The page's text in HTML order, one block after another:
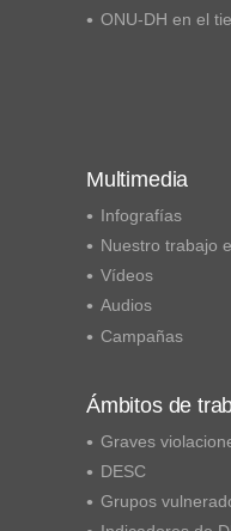
ONU-DH en el
Multimedia
Infografías
Nuestro trabajo
Vídeos
Audios
Campañas
Ámbitos de
Graves
DESC
Grupos